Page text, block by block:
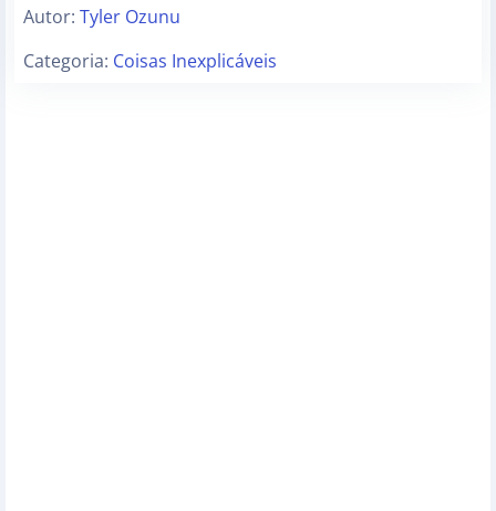
Autor: Tyler Ozunu
Categoria: Coisas Inexplicáveis